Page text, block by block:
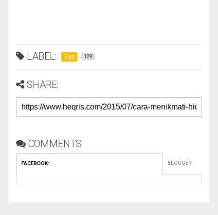
LABEL: Tips 129
SHARE:
COMMENTS
FACEBOOK: BLOGGER